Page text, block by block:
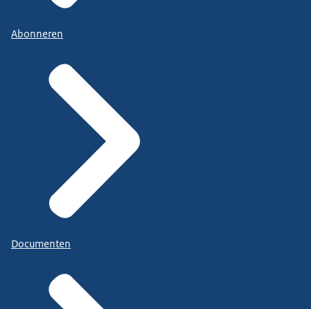
Abonneren
Documenten